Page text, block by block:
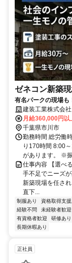
ゼネコン新築
有名パークの現場も
る専門性◎
建装工業株式会
月給360,000円以
千葉県市川市
勤務時間 総労働
り170時間 8:00
があります。 ※
仕事内容 【選べ
手不足でニーズ
新築現場を任さ
直下...
制服あり 資格取得支援
経験不問
未経験者歓迎
有資格者歓迎
研修あり
長期休暇あり
正社員